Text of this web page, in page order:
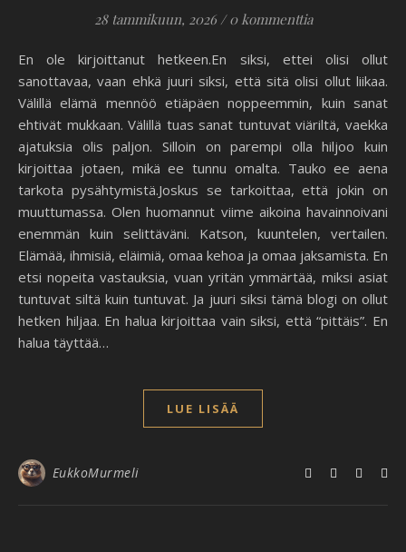
28 tammikuun, 2026 / 0 kommenttia
En ole kirjoittanut hetkeen.En siksi, ettei olisi ollut
sanottavaa, vaan ehkä juuri siksi, että sitä olisi ollut liikaa.
Välillä elämä mennöö etiäpäen noppeemmin, kuin sanat
ehtivät mukkaan. Välillä tuas sanat tuntuvat viäriltä, vaekka
ajatuksia olis paljon. Silloin on parempi olla hiljoo kuin
kirjoittaa jotaen, mikä ee tunnu omalta. Tauko ee aena
tarkota pysähtymistä.Joskus se tarkoittaa, että jokin on
muuttumassa. Olen huomannut viime aikoina havainnoivani
enemmän kuin selittäväni. Katson, kuuntelen, vertailen.
Elämää, ihmisiä, eläimiä, omaa kehoa ja omaa jaksamista. En
etsi nopeita vastauksia, vuan yritän ymmärtää, miksi asiat
tuntuvat siltä kuin tuntuvat. Ja juuri siksi tämä blogi on ollut
hetken hiljaa. En halua kirjoittaa vain siksi, että “pittäis”. En
halua täyttää…
LUE LISÄÄ
EukkoMurmeli